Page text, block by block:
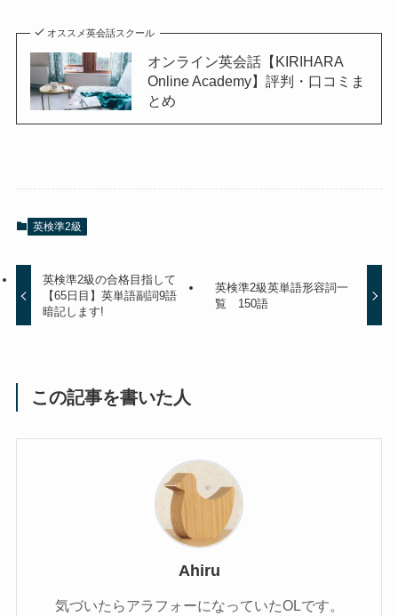
オススメ英会話スクール
オンライン英会話【KIRIHARA
Online Academy】評判・口コミま
とめ
英検準2級
英検準2級の合格目指して
【65日目】英単語副詞9語
暗記します!
英検準2級英単語形容詞一
覧 150語
この記事を書いた人
Ahiru
気づいたらアラフォーになっていたOLです。